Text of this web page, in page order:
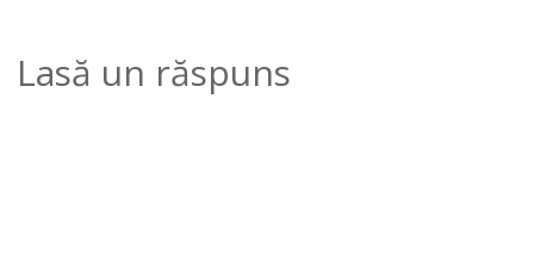
Lasă un răspuns